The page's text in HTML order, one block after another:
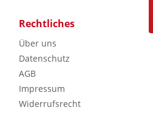
Rechtliches
Über uns
Datenschutz
AGB
Impressum
Widerrufsrecht